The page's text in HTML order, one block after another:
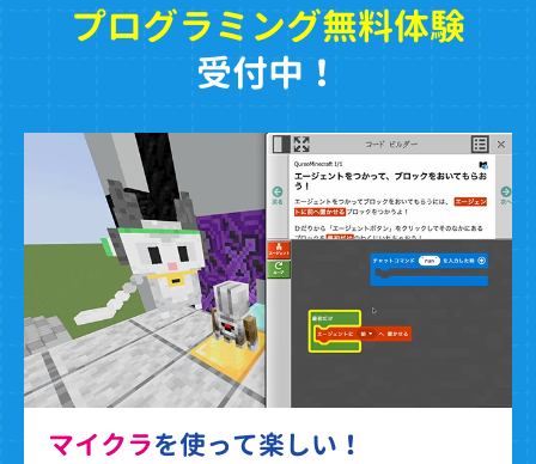
プログラミング無料体験
受付中！
マイクラを使って楽しい！